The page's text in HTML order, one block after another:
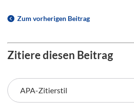
Zum vorherigen Beitrag
Zitiere diesen Beitrag